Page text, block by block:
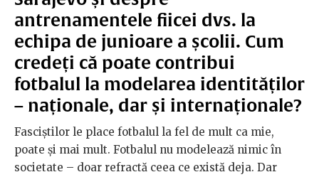
antrenamentele fiicei dvs. la
echipa de junioare a școlii. Cum
credeți că poate contribui
fotbalul la modelarea identităților
– naționale, dar și internaționale?
Fasciștilor le place fotbalul la fel de mult ca mie,
poate și mai mult. Fotbalul nu modelează nimic în
societate – doar refractă ceea ce există deja. Dar